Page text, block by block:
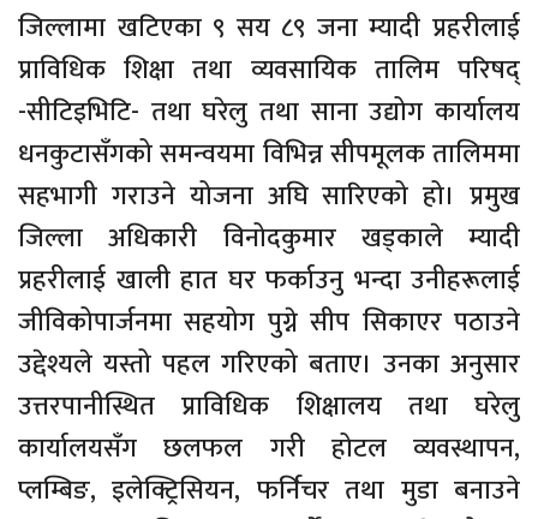
जिल्लामा खटिएका ९ सय ८९ जना म्यादी प्रहरीलाई
प्राविधिक शिक्षा तथा व्यवसायिक तालिम परिषद्
-सीटिइभिटि- तथा घरेलु तथा साना उद्योग कार्यालय
धनकुटासँगको समन्वयमा विभिन्न सीपमूलक तालिममा
सहभागी गराउने योजना अघि सारिएको हो। प्रमुख
जिल्ला अधिकारी विनोदकुमार खड्काले म्यादी
प्रहरीलाई खाली हात घर फर्काउनु भन्दा उनीहरूलाई
जीविकोपार्जनमा सहयोग पुग्ने सीप सिकाएर पठाउने
उद्देश्यले यस्तो पहल गरिएको बताए। उनका अनुसार
उत्तरपानीस्थित प्राविधिक शिक्षालय तथा घरेलु
कार्यालयसँग छलफल गरी होटल व्यवस्थापन,
प्लम्बिङ, इलेक्ट्रिसियन, फर्निचर तथा मुडा बनाउने